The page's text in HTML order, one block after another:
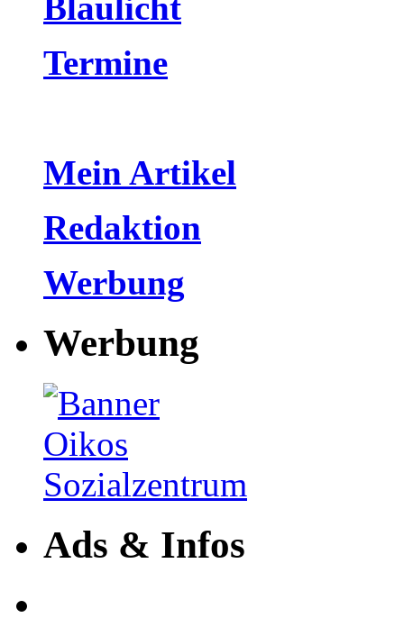
Termine
Mein Artikel
Redaktion
Werbung
Werbung
Ads & Infos